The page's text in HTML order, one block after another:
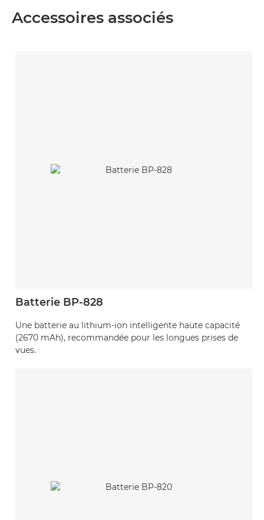
entraînera
l'ouverture
Accessoires associés
Batterie BP-828
Une batterie au lithium-ion intelligente haute capacité
(2670 mAh), recommandée pour les longues prises de
vues.